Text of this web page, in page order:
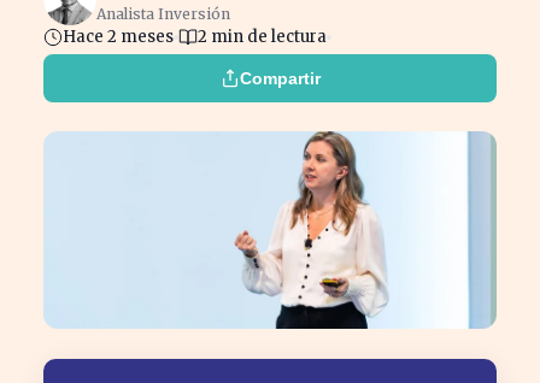
Analista Inversión
Hace 2 meses 2 min de lectura
Compartir